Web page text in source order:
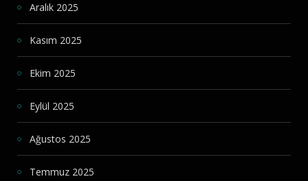
Aralık 2025
Kasım 2025
Ekim 2025
Eylül 2025
Ağustos 2025
Temmuz 2025